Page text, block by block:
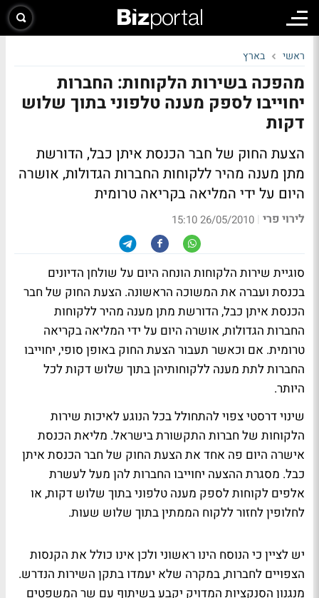
ראשי בארץ
מהפכה בשירות הלקוחות: החברות
יחוייבו לספק מענה טלפוני בתוך שלוש
דקות
הצעת החוק של חבר הכנסת איתן כבל, הדורשת
מתן מענה מהיר ללקוחות החברות הגדולות, אושרה
היום על ידי המליאה בקריאה טרומית
לירוי פרי |
26/05/2010 15:10
סוגיית שירות הלקוחות הונחה היום על שולחן הדיונים
בכנסת ועברה את המשוכה הראשונה. הצעת החוק של חבר
הכנסת איתן כבל, הדורשת מתן מענה מהיר ללקוחות
החברות הגדולות, אושרה היום על ידי המליאה בקריאה
טרומית. אם וכאשר תעבור הצעת החוק באופן סופי, יחוייבו
החברות לתת מענה ללקוחותיהן בתוך שלוש דקות לכל
היותר.
שינוי דרסטי צפוי להתחולל בכל הנוגע לאיכות שירות
הלקוחות של חברות התקשורת בישראל. מליאת הכנסת
אישרה היום פה אחד את הצעת החוק של חבר הכנסת איתן
כבל. מסגרת ההצעה יחוייבו החברות להן מעל לעשרת
אלפים לקוחות לספק מענה טלפוני בתוך שלוש דקות, או
לחלופין לחזור ללקוח הממתין בתוך שלוש שעות.
יש לציין כי הנוסח הינו ראשוני ולכן אינו כולל את הקנסות
הצפויים לחברות, במקרה שלא יעמדו בתקן השירות הנדרש.
מנגנון הסנקציות המדויק יקבע בשיתוף עם שר המשפטים